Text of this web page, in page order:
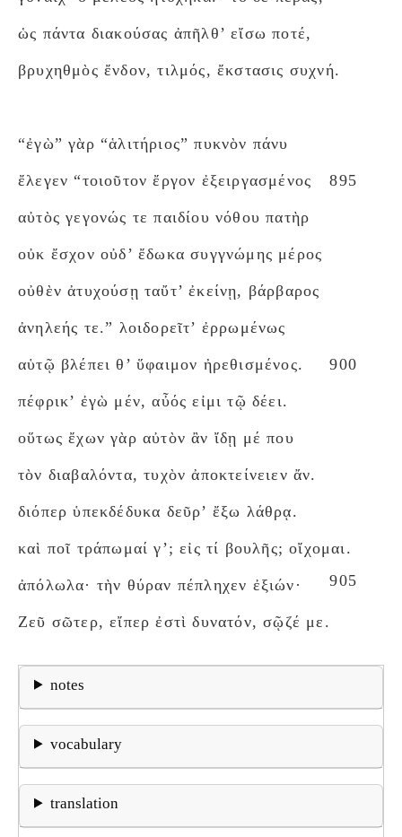
ὡς πάντα διακούσας ἀπῆλθ’ εἴσω ποτέ,
βρυχηθμὸς ἔνδον, τιλμός, ἔκστασις συχνή.
“ἐγὼ” γὰρ “ἁλιτήριος” πυκνὸν πάνυ
ἔλεγεν “τοιοῦτον ἔργον ἐξειργασμένος 895
αὐτὸς γεγονώς τε παιδίου νόθου πατὴρ
οὐκ ἔσχον οὐδ’ ἔδωκα συγγνώμης μέρος
οὐθὲν ἀτυχούσῃ ταὔτ’ ἐκείνῃ, βάρβαρος
ἀνηλεής τε.” λοιδορεῖτ’ ἐρρωμένως
αὑτῷ βλέπει θ’ ὕφαιμον ἠρεθισμένος. 900
πέφρικ’ ἐγὼ μέν, αὖός εἰμι τῷ δέει.
οὕτως ἔχων γὰρ αὐτὸν ἂν ἴδῃ μέ που
τὸν διαβαλόντα, τυχὸν ἀποκτείνειεν ἄν.
διόπερ ὑπεκδέδυκα δεῦρ’ ἔξω λάθρᾳ.
καὶ ποῖ τράπωμαί γ’; εἰς τί βουλῆς; οἴχομαι.
905
ἀπόλωλα· τὴν θύραν πέπληχεν ἐξιών·
Ζεῦ σῶτερ, εἴπερ ἐστὶ δυνατόν, σῷζέ με.
notes
vocabulary
translation